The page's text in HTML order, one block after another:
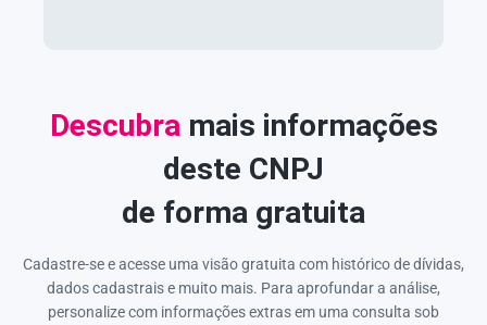
Descubra mais informações
deste CNPJ
de forma gratuita
Cadastre-se e acesse uma visão gratuita com histórico de dívidas,
dados cadastrais e muito mais. Para aprofundar a análise,
personalize com informações extras em uma consulta sob